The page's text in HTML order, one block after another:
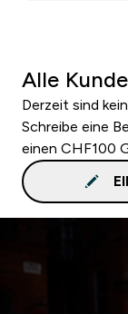
Alle
Derzeit sind
Schreibe eine
einen CHF100